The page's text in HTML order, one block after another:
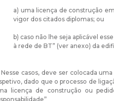
a) uma licença de construção
vigor dos citados diplomas; ou
b) caso não lhe seja aplicável
à rede de BT” (ver anexo) da
Nesse casos, deve ser colocada
dado que o processo de
licença de construção ou